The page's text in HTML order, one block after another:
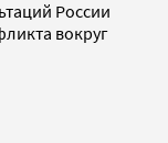
России
вокруг